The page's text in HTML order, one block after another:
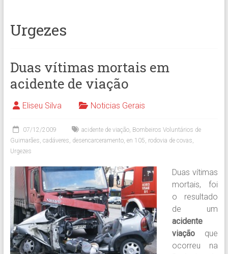
Urgezes
Duas vítimas mortais em
acidente de viação
Eliseu Silva Noticias Gerais
07/12/2009 acidente de viação, Bombeiros Voluntários de
Guimarães, cadáveres, desencarceramento, en 105, rodovia de covas,
Urgezes
Duas vítimas
mortais, foi
o resultado
de um
acidente
viaçãoque
ocorreu na